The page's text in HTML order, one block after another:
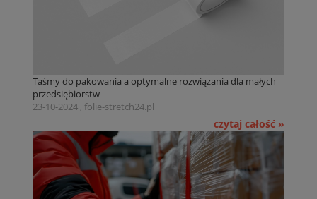
Taśmy do pakowania a optymalne rozwiązania dla małych
przedsiębiorstw
23-10-2024 , folie-stretch24.pl
czytaj całość »